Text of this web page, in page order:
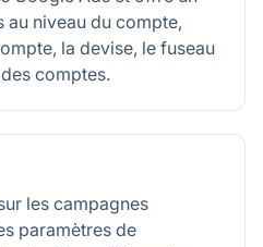
niveau du compte,
la devise, le fuseau
comptes.
les campagnes
paramètres de